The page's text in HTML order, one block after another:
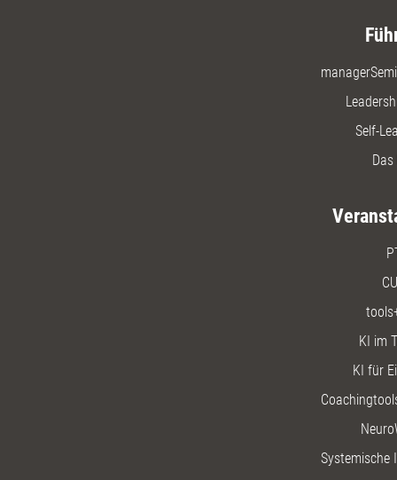
Self-
KI im
KI für
Systemische